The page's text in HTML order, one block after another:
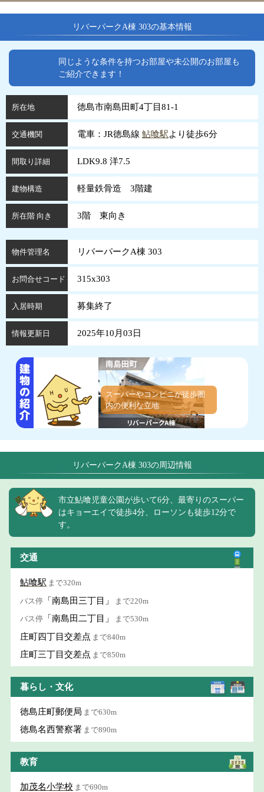
リバーパークA棟 303の基本情報
同じような条件を持つお部屋や未公開のお部屋も
ご紹介できます！
所在地 徳島市南島田町4丁目81-1
交通機関 電車：JR徳島線 鮎喰駅より徒歩6分
間取り詳細 LDK9.8 洋7.5
建物構造 軽量鉄骨造 3階建
所在階 向き 3階 東向き
物件管理名 リバーパークA棟 303
お問合せコード 315x303
入居時期 募集終了
情報更新日 2025年10月03日
スーパーやコンビニが徒歩圏
内の便利な立地
リバーパークA棟 303の周辺情報
市立鮎喰児童公園が歩いて6分、最寄りのスーパー
はキョーエイで徒歩4分、ローソンも徒歩12分で
す。
交通
鮎喰駅 まで320m
バス停 「南島田三丁目」 まで220m
バス停 「南島田二丁目」 まで530m
庄町四丁目交差点 まで840m
庄町三丁目交差点 まで850m
暮らし・文化
徳島庄町郵便局 まで630m
徳島名西警察署 まで890m
教育
加茂名小学校 まで690m